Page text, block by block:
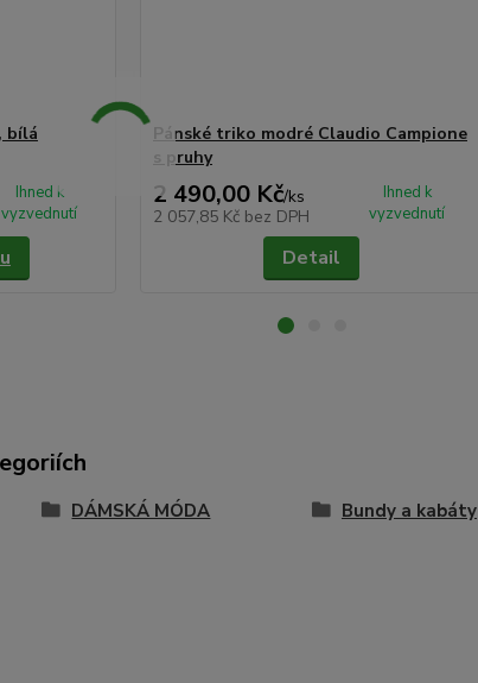
bílá
Ihned k
vyzvednutí
Pánské triko modré Claudio Campione
s pruhy
2 490,00 Kč/ks
2 057,85 Kč bez DPH
Ihned k
vyzvednutí
Detail
DÁMSKÁ MÓDA Bundy a kabáty